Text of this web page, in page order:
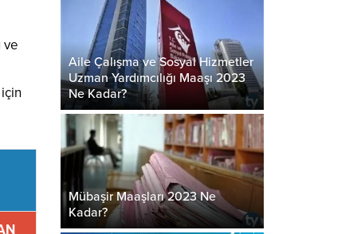
ve
Aile Çalışma ve Sosyal Hizmetler
Uzman Yardımcılığı Maaşı 2023
Ne Kadar?
Mübaşir Maaşları 2023 Ne
Kadar?